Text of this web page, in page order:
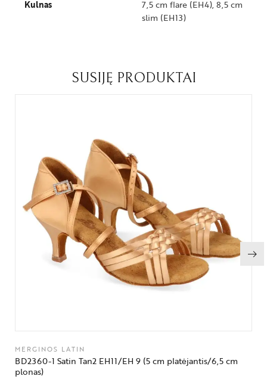
Kulnas
7,5 cm flare (EH4), 8,5 cm
slim (EH13)
SUSIJĘ PRODUKTAI
MERGINOS LATIN
BD2360-1 Satin Tan2 EH11/EH 9 (5 cm platėjantis/6,5 cm
plonas)